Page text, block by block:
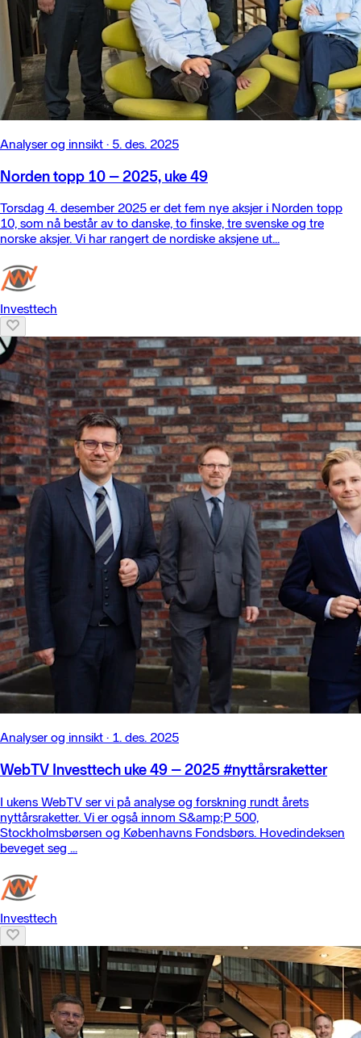
Analyser og innsikt · 5. des. 2025
Norden topp 10 – 2025, uke 49
Torsdag 4. desember 2025 er det fem nye aksjer i Norden topp
10, som nå består av to danske, to finske, tre svenske og tre
norske aksjer. Vi har rangert de nordiske aksjene ut...
Investtech
Analyser og innsikt · 1. des. 2025
WebTV Investtech uke 49 – 2025 #nyttårsraketter
I ukens WebTV ser vi på analyse og forskning rundt årets
nyttårsraketter. Vi er også innom S&amp;P 500,
Stockholmsbørsen og Københavns Fondsbørs. Hovedindeksen
beveget seg ...
Investtech